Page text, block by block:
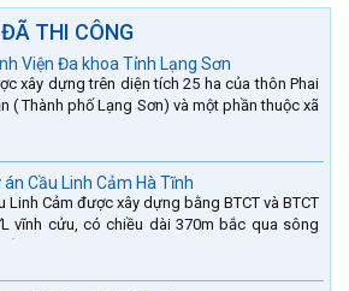
THI CÔNG
Viện Đa khoa Tỉnh Lạng Sơn
xây dựng trên diện tích 25 ha của thôn Phai
( Thành phố Lạng Sơn) và một phần thuộc xã
án Cầu Linh Cảm Hà Tĩnh
Linh Cảm được xây dựng bằng BTCT và BTCT
vĩnh cửu, có chiều dài 370m bắc qua sông